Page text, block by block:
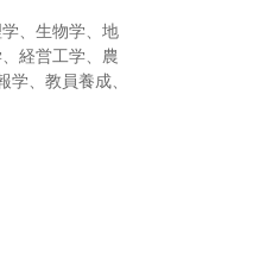
、生物学、地
経営工学、農
、教員養成、